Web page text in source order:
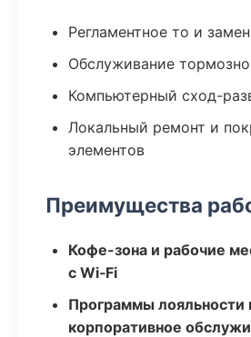
Регламентное то и
Обслуживание
Компьютерный сход-
Локальный ремонт и
элементов
Преимущества
Кофе-зона и рабочие
с Wi‑Fi
Программы лояльности
корпоративное